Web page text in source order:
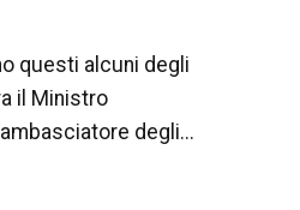
questi alcuni degli
il Ministro
degli...